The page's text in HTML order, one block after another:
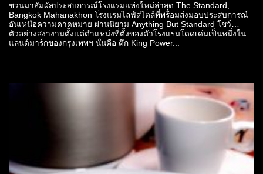
ชวนมาสัมผัสประสบการณ์โรงแรมแห่งใหม่ล่าสุด The Standard,
Bangkok Mahanakhon โรงแรมไลฟ์สไตล์ที่พร้อมส่งมอบประสบการณ์
อันเหนือความคาดหมาย ผ่านนิยาม Anything But Standard โชว์
ตัวอย่างสง่างามตั้งแต่ตำแหน่งที่ตั้งของตัวโรงแรมโดดเด่นเป็นหนึ่งใน
แลนด์มาร์กของกรุงเทพฯ นั่นคือ ตึก King Power...